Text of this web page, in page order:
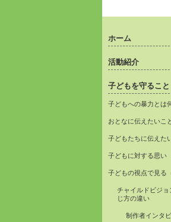
ホーム
活動紹介
子どもを守ること
子どもへの暴力とは
おとなに伝えたいこ
子どもたちに伝えた
子どもに対する思い
子どもの視点で見る
チャイルドビジ
じ方の違い
制作者インタ